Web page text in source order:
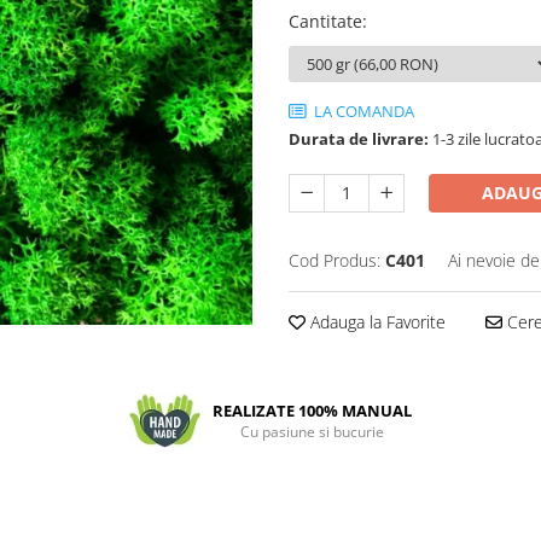
Cantitate:
LA COMANDA
Durata de livrare: 1-3 zile
Cod Produs: C401 Ai nevoie
Adauga la Favorite
REALIZATE 100% MANUAL
Cu pasiune si bucurie